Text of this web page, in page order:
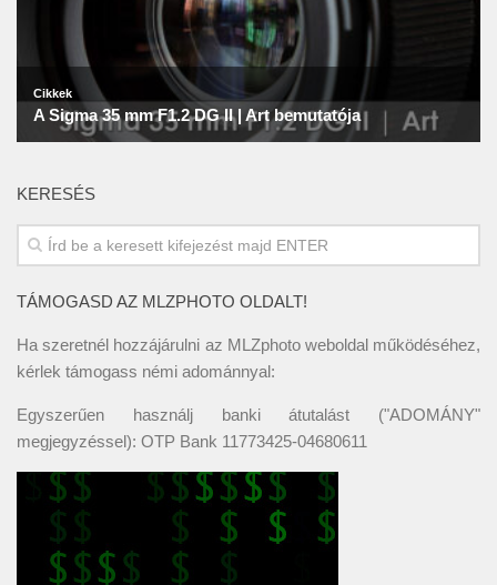
KERESÉS
TÁMOGASD AZ MLZPHOTO OLDALT!
Ha szeretnél hozzájárulni az MLZphoto weboldal működéséhez,
kérlek támogass némi adománnyal:
Egyszerűen használj banki átutalást ("ADOMÁNY"
megjegyzéssel): OTP Bank 11773425-04680611